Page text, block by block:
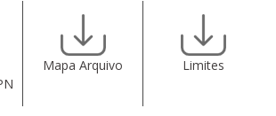
Mapa Arquivo Limites